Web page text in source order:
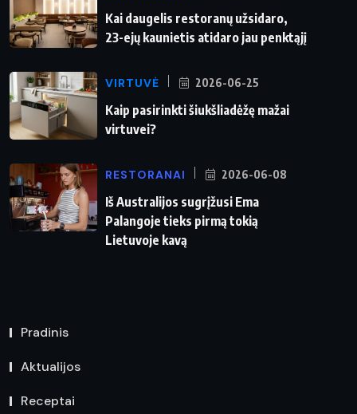
Kai daugelis restoranų užsidaro,
23-ejų kaunietis atidaro jau penktąjį
VIRTUVĖ 2026-06-25
Kaip pasirinkti šiukšliadėžę mažai
virtuvei?
RESTORANAI 2026-06-08
Iš Australijos sugrįžusi Ema
Palangoje tieks pirmą tokią
Lietuvoje kavą
Pradinis
Aktualijos
Receptai